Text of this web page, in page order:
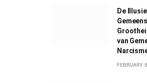
De
van
FEBRUARY